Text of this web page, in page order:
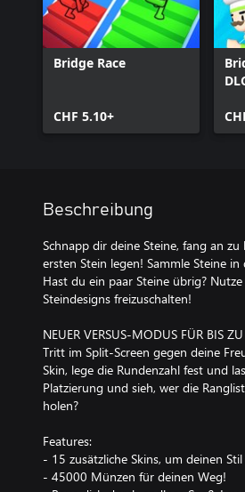
Bridge Race
CHF 5.10+
Beschreibung
Schnapp dir deine Steine, fang an
ersten Stein legen! Sammle Steine
Hast du ein paar Steine übrig?
Steindesigns freizuschalten!
NEUER VERSUS‑MODUS FÜR BIS
Tritt im Split‑Screen gegen deine
Skin, lege die Rundenzahl fest und
Platzierung und sieh, wer die
holen?
Features:
- 15 zusätzliche Skins, um deinen
- 45000 Münzen für deinen Weg!